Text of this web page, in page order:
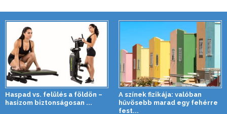
Haspad vs. felülés a földön –
hasizom biztonságosan ...
A színek fizikája: valóban
hűvösebb marad egy fehérre
fest...